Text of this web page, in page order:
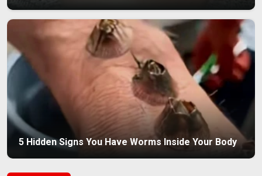
5 Hidden Signs You Have Worms Inside Your Body